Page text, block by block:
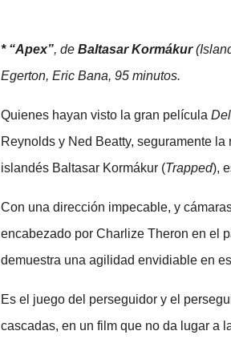
* “Apex”, de Baltasar Kormákur
Egerton, Eric Bana, 95 minutos.
Quienes hayan visto la gran película
Reynolds y Ned Beatty, seguramente la
islandés Baltasar Kormákur (Trapped),
Con una dirección impecable, y
encabezado por Charlize Theron en el
demuestra una agilidad envidiable en
Es el juego del perseguidor y el
cascadas, en un film que no da lugar a